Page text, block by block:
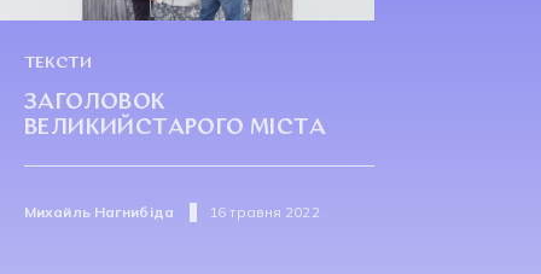
ТЕКСТИ
ЗАГОЛОВОК
ВЕЛИКИЙСТАРОГО МІСТА
Михайль Нагнибіда 16 травня 2022